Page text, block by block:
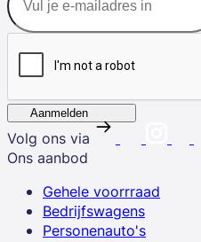
Aanmelden
Volg ons via
Ons aanbod
Gehele voorrraad
Bedrijfswagens
Personenauto's